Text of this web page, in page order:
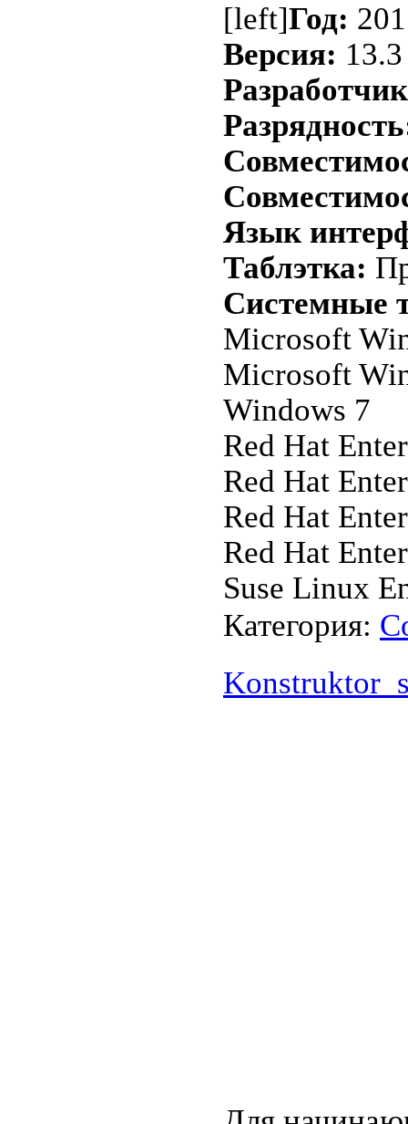
[left]Год:
Версия: 13.3
Язык
Таблэтка:
Системные
Microsoft
Microsoft
Windows 7
Red Hat
Red Hat
Red Hat
Red Hat
Suse Linux
Категория: